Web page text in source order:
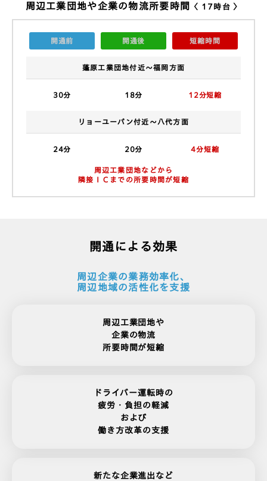
防災減災
導入企業
トピックス
資料一覧
お問い合わせ
周辺工業団地や企業の物流所要時間 〈 17時台 〉
開通前 開通後 短縮時間
蓬原工業団地付近〜福岡方面
30分 18分 12分短縮
リョーユーパン付近〜八代方面
24分 20分 4分短縮
周辺工業団地などから
隣接ＩＣまでの所要時間が短縮
開通による効果
周辺企業の業務効率化、
周辺地域の活性化を支援
周辺工業団地や
企業の物流
所要時間が短縮
ドライバー運転時の
疲労・負担の軽減
および
働き方改革の支援
新たな企業進出など